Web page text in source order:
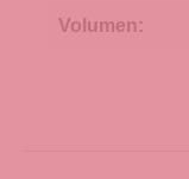
Volumen: